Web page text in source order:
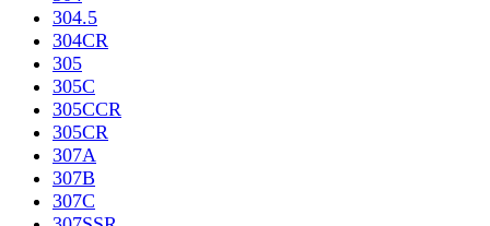
304.5
304CR
305
305C
305CCR
305CR
307A
307B
307C